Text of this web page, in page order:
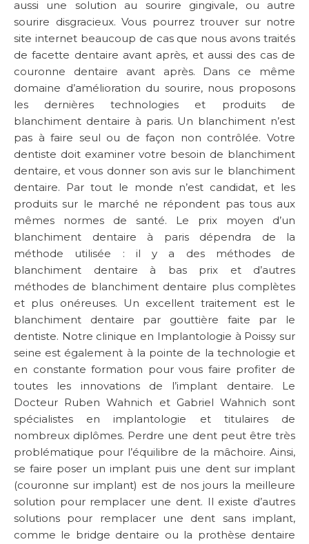
aussi une solution au sourire gingivale, ou autre
sourire disgracieux. Vous pourrez trouver sur notre
site internet beaucoup de cas que nous avons traités
de facette dentaire avant après, et aussi des cas de
couronne dentaire avant après. Dans ce même
domaine d’amélioration du sourire, nous proposons
les dernières technologies et produits de
blanchiment dentaire à paris. Un blanchiment n’est
pas à faire seul ou de façon non contrôlée. Votre
dentiste doit examiner votre besoin de blanchiment
dentaire, et vous donner son avis sur le blanchiment
dentaire. Par tout le monde n’est candidat, et les
produits sur le marché ne répondent pas tous aux
mêmes normes de santé. Le prix moyen d’un
blanchiment dentaire à paris dépendra de la
méthode utilisée : il y a des méthodes de
blanchiment dentaire à bas prix et d’autres
méthodes de blanchiment dentaire plus complètes
et plus onéreuses. Un excellent traitement est le
blanchiment dentaire par gouttière faite par le
dentiste. Notre clinique en Implantologie à Poissy sur
seine est également à la pointe de la technologie et
en constante formation pour vous faire profiter de
toutes les innovations de l’implant dentaire. Le
Docteur Ruben Wahnich et Gabriel Wahnich sont
spécialistes en implantologie et titulaires de
nombreux diplômes. Perdre une dent peut être très
problématique pour l’équilibre de la mâchoire. Ainsi,
se faire poser un implant puis une dent sur implant
(couronne sur implant) est de nos jours la meilleure
solution pour remplacer une dent. Il existe d’autres
solutions pour remplacer une dent sans implant,
comme le bridge dentaire ou la prothèse dentaire